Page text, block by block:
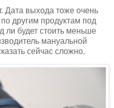
Дата выхода тоже очень
другим продуктам под
ли будет стоить меньше
мануальной
сейчас сложно.